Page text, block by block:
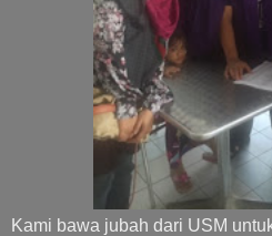
Kami bawa jubah dari USM